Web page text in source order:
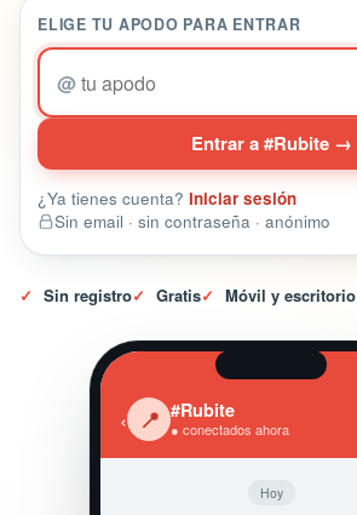
ELIGE TU APODO PARA ENTRAR
@
Entrar a #Rubite →
¿Ya tienes cuenta? Iniciar sesión
Sin email · sin contraseña · anónimo
✓ Sin registro✓ Gratis✓ Móvil y escritorio
‹ 📍 #Rubite
● conectados ahora
Hoy